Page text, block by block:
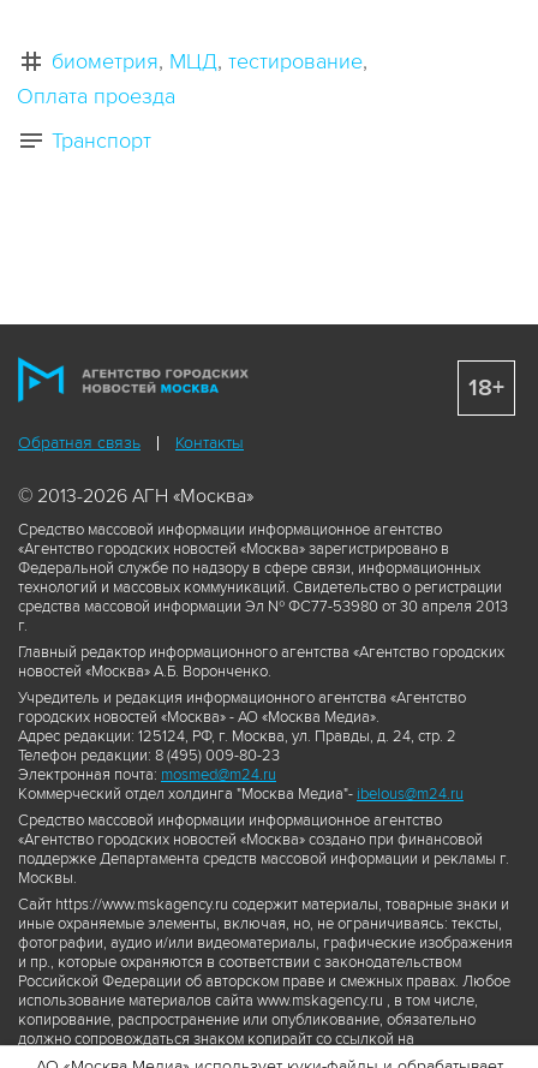
биометрия МЦД тестирование
Оплата проезда
Транспорт
Обратная связь Контакты
© 2013-2026 АГН «Москва»
Средство массовой информации информационное агентство
«Агентство городских новостей «Москва» зарегистрировано в
Федеральной службе по надзору в сфере связи, информационных
технологий и массовых коммуникаций. Свидетельство о регистрации
средства массовой информации Эл № ФС77-53980 от 30 апреля 2013
г.
Главный редактор информационного агентства «Агентство городских
новостей «Москва» А.Б. Воронченко.
Учредитель и редакция информационного агентства «Агентство
городских новостей «Москва» - АО «Москва Медиа».
Адрес редакции: 125124, РФ, г. Москва, ул. Правды, д. 24, стр. 2
Телефон редакции: 8 (495) 009-80-23
Электронная почта: mosmed@m24.ru
Коммерческий отдел холдинга "Москва Медиа"- ibelous@m24.ru
Средство массовой информации информационное агентство
«Агентство городских новостей «Москва» создано при финансовой
поддержке Департамента средств массовой информации и рекламы г.
Москвы.
Сайт https://www.mskagency.ru содержит материалы, товарные знаки и
иные охраняемые элементы, включая, но, не ограничиваясь: тексты,
фотографии, аудио и/или видеоматериалы, графические изображения
и пр., которые охраняются в соответствии с законодательством
Российской Федерации об авторском праве и смежных правах. Любое
использование материалов сайта www.mskagency.ru , в том числе,
копирование, распространение или опубликование, обязательно
должно сопровождаться знаком копирайт со ссылкой на
правообладателя © АО «Москва Медиа», а также гиперссылкой на сайт
18+